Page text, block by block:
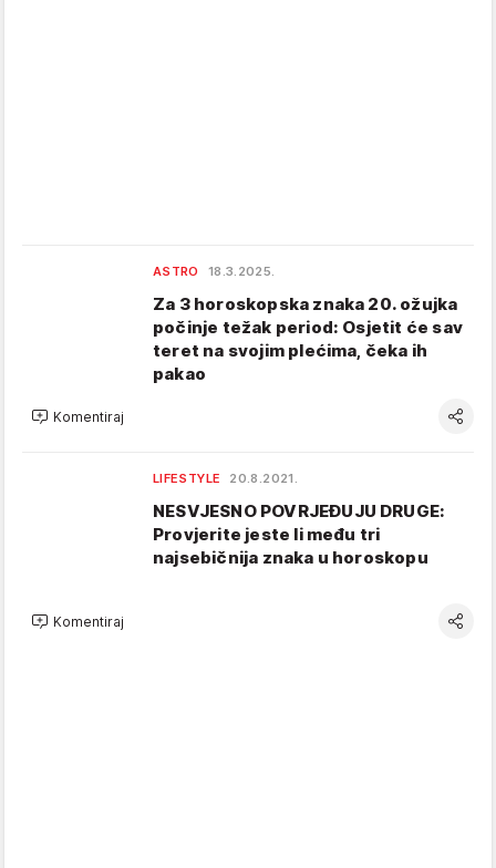
ASTRO 18.3.2025.
Za 3 horoskopska znaka 20. ožujka
počinje težak period: Osjetit će sav
teret na svojim plećima, čeka ih
pakao
Komentiraj
LIFESTYLE 20.8.2021.
NESVJESNO POVRJEĐUJU DRUGE:
Provjerite jeste li među tri
najsebičnija znaka u horoskopu
Komentiraj